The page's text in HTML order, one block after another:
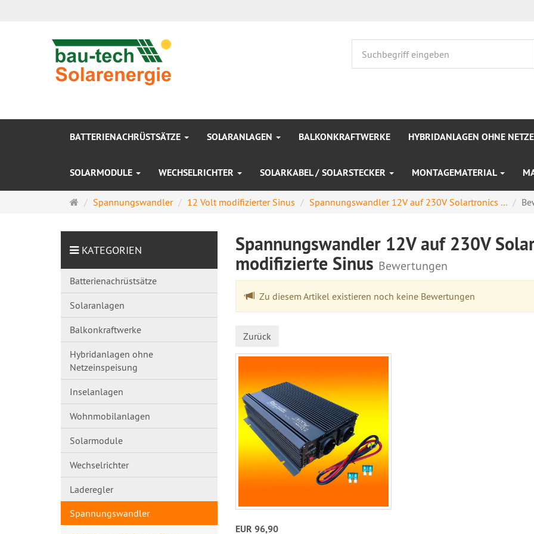
BATTERIENACHRÜSTSÄTZE SOLARANLAGEN BALKONKRAFTWERKE HYBRIDANLAGEN OHNE
SOLARMODULE WECHSELRICHTER SOLARKABEL / SOLARSTECKER MONTAGEMATERIAL
Startseite
Spannungswandl​er 12 Volt modifizierter Sinus Spannungswandler 12V auf 230V Solartronics ...
Spannungswandler 12V auf 230V
modifizierte Sinus Bewertungen
Zu diesem Artikel existieren noch keine Bewertungen
Zurück
EUR 96,90
KATEGORIEN
Batterienachrüstsätze
Solaranlagen
Balkonkraftwerke
Hybridanlagen ohne
Netzeinspeisung
Inselanlagen
Wohnmobilanlagen
Solarmodule
Wechselrichter
Laderegler
Spannungswandl​er